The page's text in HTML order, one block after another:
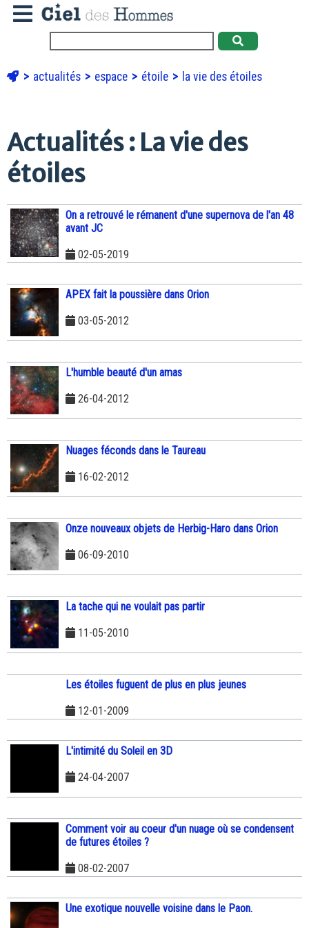
actualités espace étoile la vie des étoiles
Actualités : La vie des
étoiles
On a retrouvé le rémanent d'une supernova de l'an 48
avant JC
02-05-2019
APEX fait la poussière dans Orion
03-05-2012
L'humble beauté d'un amas
26-04-2012
Nuages féconds dans le Taureau
16-02-2012
Onze nouveaux objets de Herbig-Haro dans Orion
06-09-2010
La tache qui ne voulait pas partir
11-05-2010
Les étoiles fuguent de plus en plus jeunes
12-01-2009
L'intimité du Soleil en 3D
24-04-2007
Comment voir au coeur d'un nuage où se condensent
de futures étoiles ?
08-02-2007
Une exotique nouvelle voisine dans le Paon.